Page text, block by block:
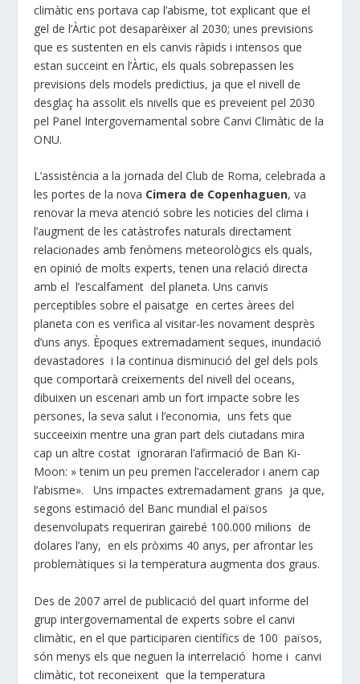
climàtic ens portava cap l’abisme, tot explicant que el
gel de l’Àrtic pot desaparèixer al 2030; unes previsions
que es sustenten en els canvis ràpids i intensos que
estan succeint en l’Àrtic, els quals sobrepassen les
previsions dels models predictius, ja que el nivell de
desglaç ha assolit els nivells que es preveient pel 2030
pel Panel Intergovernamental sobre Canvi Climàtic de la
ONU.
L’assistència a la jornada del Club de Roma, celebrada a
les portes de la nova Cimera de Copenhaguen, va
renovar la meva atenció sobre les noticies del clima i
l’augment de les catàstrofes naturals directament
relacionades amb fenòmens meteorològics els quals,
en opinió de molts experts, tenen una relació directa
amb el l’escalfament del planeta. Uns canvis
perceptibles sobre el paisatge en certes àrees del
planeta con es verifica al visitar-les novament desprès
d’uns anys. Èpoques extremadament seques, inundació
devastadores i la continua disminució del gel dels pols
que comportarà creixements del nivell del oceans,
dibuixen un escenari amb un fort impacte sobre les
persones, la seva salut i l’economia, uns fets que
succeeixin mentre una gran part dels ciutadans mira
cap un altre costat ignoraran l’afirmació de Ban Ki-
Moon: » tenim un peu premen l’accelerador i anem cap
l’abisme». Uns impactes extremadament grans ja que,
segons estimació del Banc mundial el països
desenvolupats requeriran gairebé 100.000 milions de
dolares l’any, en els pròxims 40 anys, per afrontar les
problemàtiques si la temperatura augmenta dos graus.
Des de 2007 arrel de publicació del quart informe del
grup intergovernamental de experts sobre el canvi
climàtic, en el que participaren científics de 100 països,
són menys els que neguen la interrelació home i canvi
climàtic, tot reconeixent que la temperatura